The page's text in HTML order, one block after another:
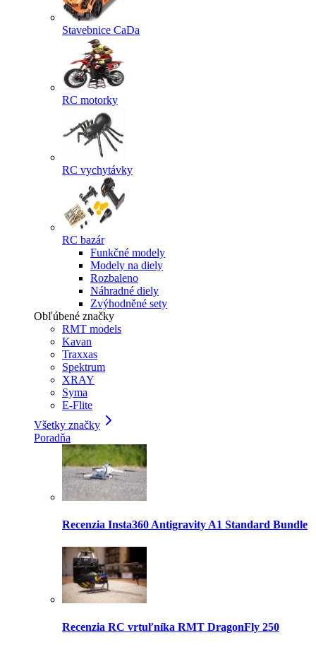
Stavebnice CaDa
RC motorky
RC vychytávky
RC bazár
Funkčné modely
Modely na diely
Rozbaleno
Náhradné diely
Zvýhodněné sety
Obľúbené značky
RMT models
Kavan
Traxxas
Spektrum
XRAY
Syma
E-Flite
Všetky značky
Poradňa
Recenzia Insta360 Antigravity A1 Standard Bundle
Recenzia RC vrtuľníka RMT DragonFly 250